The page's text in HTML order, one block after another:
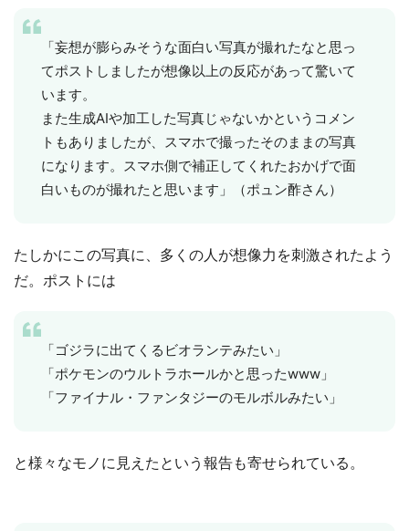
「妄想が膨らみそうな面白い写真が撮れたなと思っ
てポストしましたが想像以上の反応があって驚いて
います。
また生成AIや加工した写真じゃないかというコメン
トもありましたが、スマホで撮ったそのままの写真
になります。スマホ側で補正してくれたおかげで面
白いものが撮れたと思います」（ポュン酢さん）
たしかにこの写真に、多くの人が想像力を刺激されたよう
だ。ポストには
「ゴジラに出てくるビオランテみたい」
「ポケモンのウルトラホールかと思ったwww」
「ファイナル・ファンタジーのモルボルみたい」
と様々なモノに見えたという報告も寄せられている。